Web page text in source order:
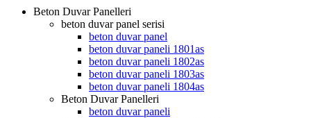
Beton Duvar Panelleri
beton duvar panel serisi
beton duvar panel
beton duvar paneli 1801as
beton duvar paneli 1802as
beton duvar paneli 1803as
beton duvar paneli 1804as
Beton Duvar Panelleri
beton duvar paneli